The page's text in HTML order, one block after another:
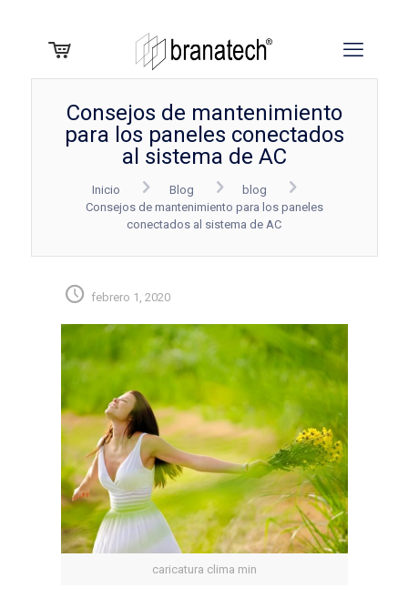
Consejos de mantenimiento
para los paneles conectados
al sistema de AC
Inicio Blog
blog
Consejos de mantenimiento para los paneles
conectados al sistema de AC
febrero 1, 2020
caricatura clima min